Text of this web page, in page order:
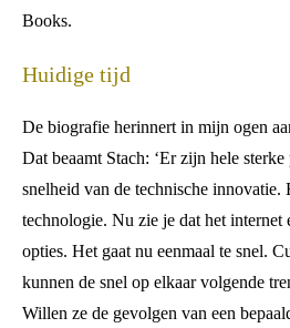
Books.
Huidige tijd
De biografie herinnert in mijn ogen
Dat beaamt Stach: ‘Er zijn hele
snelheid van de technische innovatie.
technologie. Nu zie je dat het internet
opties. Het gaat nu eenmaal te snel.
kunnen de snel op elkaar volgende
Willen ze de gevolgen van een